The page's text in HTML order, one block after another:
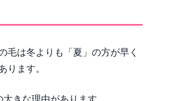
毛は冬よりも「夏」の方が早く
ります。